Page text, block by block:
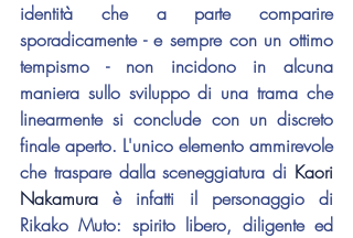
identità che a parte comparire
sporadicamente - e sempre con un ottimo
tempismo - non incidono in alcuna
maniera sullo sviluppo di una trama che
linearmente si conclude con un discreto
finale aperto. L'unico elemento ammirevole
che traspare dalla sceneggiatura di Kaori
Nakamura è infatti il personaggio di
Rikako Muto: spirito libero, diligente ed